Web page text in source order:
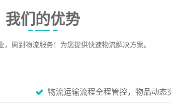
我们的优势
，周到物流服务！为您提供快速物流解决方案。
物流运输流程全程管控，物品动态